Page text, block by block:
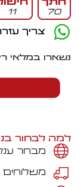
70
11
צריך
נשארו במלאי רק
למה לבחור
מבחר